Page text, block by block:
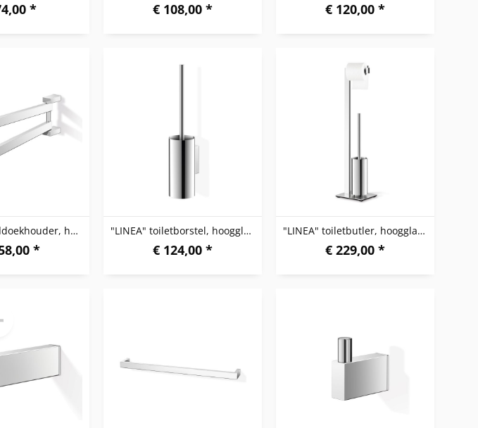
* € 108,00 * € 120,00 *
"LINEA" handdoekhouder, hoogglanzend
*
"LINEA" toiletborstel, hoogglanzend
€ 124,00 *
"LINEA" toiletbutler, hoogglanzend
€ 229,00 *